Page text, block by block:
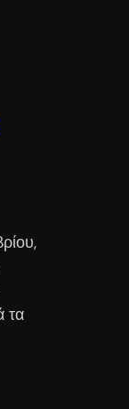
τα